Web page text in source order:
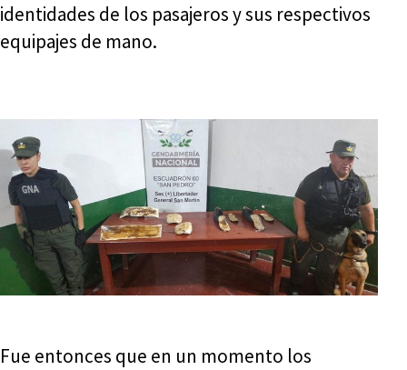
identidades de los pasajeros y sus respectivos
equipajes de mano.
Fue entonces que en un momento los